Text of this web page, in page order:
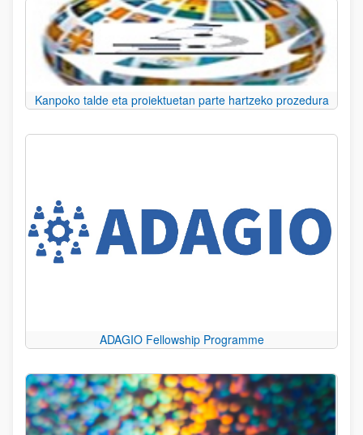
Kanpoko talde eta proiektuetan parte hartzeko prozedura
ADAGIO Fellowship Programme